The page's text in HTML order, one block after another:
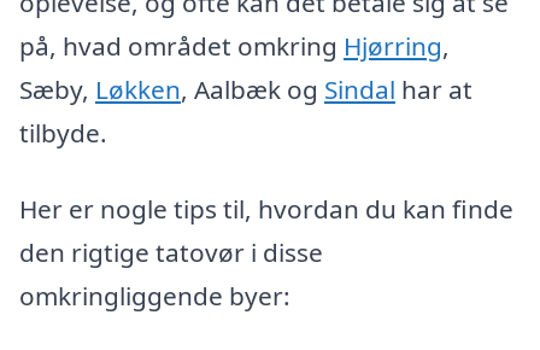
på, hvad området omkring Hjørring,
Sæby, Løkken, Aalbæk og Sindal har at
tilbyde.
Her er nogle tips til, hvordan du kan finde
den rigtige tatovør i disse
omkringliggende byer: